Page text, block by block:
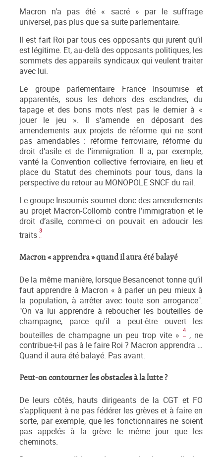
Macron n’a pas été « sacré » par le suffrage
universel, pas plus que sa suite parlementaire.
Il est fait Roi par tous ces opposants qui jurent qu’il
est légitime. Et, au-delà des opposants politiques, les
sommets des appareils syndicaux qui veulent traiter
avec lui.
Le groupe parlementaire France Insoumise et
apparentés, sous les dehors des esclandres, du
tapage et des bons mots n’est pas le dernier à «
jouer le jeu ». Il s’amende en déposant des
amendements aux projets de réforme qui ne sont
pas amendables : réforme ferroviaire, réforme du
droit d’asile et de l’immigration. Il a, par exemple,
vanté la Convention collective ferroviaire, en lieu et
place du Statut des cheminots pour tous, dans la
perspective du retour au MONOPOLE SNCF du rail.
Le groupe Insoumis soumet donc des amendements
au projet Macron-Collomb contre l’immigration et le
droit d’asile, comme-ci on pouvait en adoucir les
traits 3
Macron « apprendra » quand il aura été balayé
De la même manière, lorsque Besancenot tonne qu’il
faut apprendre à Macron « à parler un peu mieux à
la population, à arrêter avec toute son arrogance".
"On va lui apprendre à reboucher les bouteilles de
champagne, parce qu'il a peut-être ouvert les
bouteilles de champagne un peu trop vite » 4 , ne
contribue-t-il pas à le faire Roi ? Macron apprendra …
Quand il aura été balayé. Pas avant.
Peut-on contourner les obstacles à la lutte ?
De leurs côtés, hauts dirigeants de la CGT et FO
s’appliquent à ne pas fédérer les grèves et à faire en
sorte, par exemple, que les fonctionnaires ne soient
pas appelés à la grève le même jour que les
cheminots.